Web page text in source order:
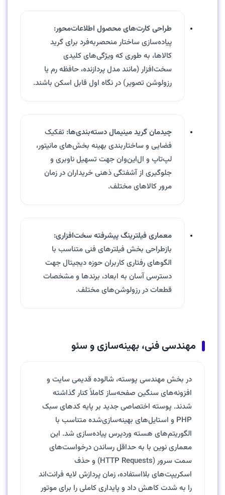
طراحی کارت‌های محصول اطلاعات‌محور:
پیاده‌سازی ساختار منحصربه‌فرد برای گرید
کالاها، به طوری که ویژگی‌های کلیدی
سخت‌افزار (مانند مدل پردازنده، حافظه رم یا
رزولوشن تصویر) در نگاه اول قابل اسکن باشند.
چیدمان گرید مینیمال دسته‌بندی‌ها: تفکیک
فضایی و ساختاربندی بهینه بخش‌های مانیتور،
لپ‌تاپ و ال‌این‌وان جهت تسهیل ناوبری و
جلوگیری از آشفتگی ذهنی خریداران در زمان
مرور کالاهای مختلف.
معماری فیلترینگ پیشرفته سخت‌افزاری:
بازطراحی بخش فیلترهای فنی متناسب با
الگوهای رفتاری کاربران حوزه دیجیتال جهت
دسترسی آسان به ابعاد، برندها و مشخصات
قطعات در رزولوشن‌های مختلف.
مهندسی فنی، بهینه‌سازی و سئو
در بخش مهندسی پوسته، شالوده قدیمی سایت و
افزونه‌های سنگین صفحه‌ساز کاملاً کنار گذاشته
شدند. پوسته اختصاصی جدید بر پایه کدهای سبک
PHP و استایل‌های بهینه‌سازی‌شده متناسب با
الگوریتم‌های هسته وردپرس پیاده‌سازی شد. این
معماری نوین با به حداقل رساندن درخواست‌های
سمت سرور (HTTP Requests) و حذف
اسکریپت‌های بلااستفاده، زمان پردازش لایه فرانت‌اند
را به شدت کاهش داد و پایداری کاملی را برای موتور